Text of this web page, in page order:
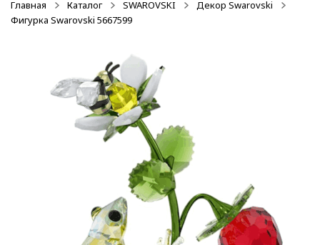
Главная Каталог SWAROVSKI
Декор Swarovski
Фигурка Swarovski 5667599